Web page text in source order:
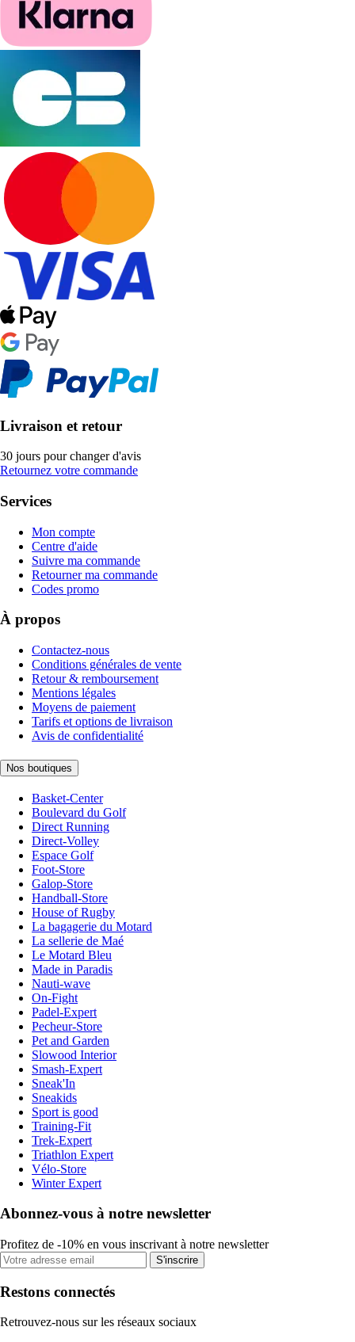
Livraison et retour
30 jours pour changer d'avis
Retournez votre commande
Services
Mon compte
Centre d'aide
Suivre ma commande
Retourner ma commande
Codes promo
À propos
Contactez-nous
Conditions générales de vente
Retour & remboursement
Mentions légales
Moyens de paiement
Tarifs et options de livraison
Avis de confidentialité
Nos boutiques
Basket-Center
Boulevard du Golf
Direct Running
Direct-Volley
Espace Golf
Foot-Store
Galop-Store
Handball-Store
House of Rugby
La bagagerie du Motard
La sellerie de Maé
Le Motard Bleu
Made in Paradis
Nauti-wave
On-Fight
Padel-Expert
Pecheur-Store
Pet and Garden
Slowood Interior
Smash-Expert
Sneak'In
Sneakids
Sport is good
Training-Fit
Trek-Expert
Triathlon Expert
Vélo-Store
Winter Expert
Abonnez-vous à notre newsletter
Profitez de -10% en vous inscrivant à notre newsletter
S'inscrire
Restons connectés
Retrouvez-nous sur les réseaux sociaux